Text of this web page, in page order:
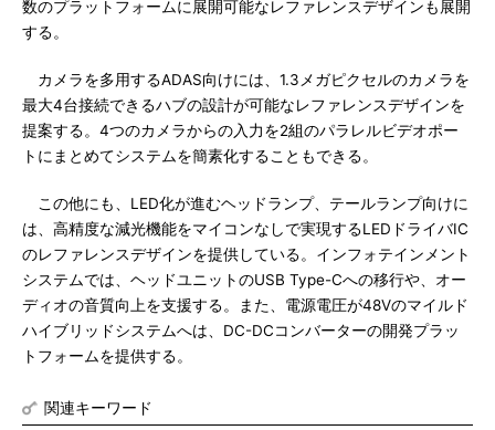
数のプラットフォームに展開可能なレファレンスデザインも展開
する。
カメラを多用するADAS向けには、1.3メガピクセルのカメラを
最大4台接続できるハブの設計が可能なレファレンスデザインを
提案する。4つのカメラからの入力を2組のパラレルビデオポー
トにまとめてシステムを簡素化することもできる。
この他にも、LED化が進むヘッドランプ、テールランプ向けに
は、高精度な減光機能をマイコンなしで実現するLEDドライバIC
のレファレンスデザインを提供している。インフォテインメント
システムでは、ヘッドユニットのUSB Type-Cへの移行や、オー
ディオの音質向上を支援する。また、電源電圧が48Vのマイルド
ハイブリッドシステムへは、DC-DCコンバーターの開発プラッ
トフォームを提供する。
関連キーワード